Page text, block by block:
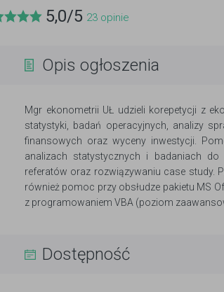
5,0/5 23 opinie
Opis ogłoszenia
Mgr ekonometrii UŁ udzieli korepetycji z
statystyki, badań operacyjnych, analizy
finansowych oraz wyceny inwestycji.
analizach statystycznych i badaniach do
referatów oraz rozwiązywaniu case study.
również pomoc przy obsłudze pakietu MS
z programowaniem VBA (poziom
Dostępność